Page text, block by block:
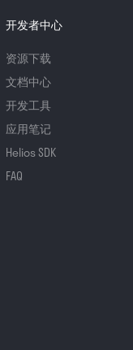
开发者中心
资源下载
文档中心
开发工具
应用笔记
Helios SDK
FAQ